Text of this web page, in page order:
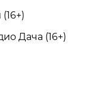
Дача (16+)